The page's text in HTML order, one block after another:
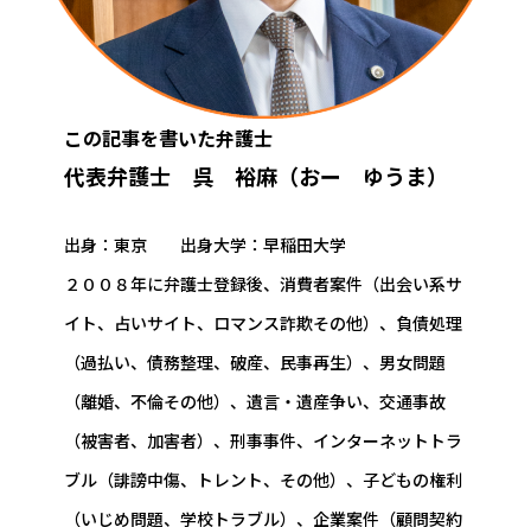
この記事を書いた弁護士
代表弁護士 呉 裕麻（おー ゆうま）
出身：東京 出身大学：早稲田大学
２００８年に弁護士登録後、消費者案件（出会い系サ
イト、占いサイト、ロマンス詐欺その他）、負債処理
（過払い、債務整理、破産、民事再生）、男女問題
（離婚、不倫その他）、遺言・遺産争い、交通事故
（被害者、加害者）、刑事事件、インターネットトラ
ブル（誹謗中傷、トレント、その他）、子どもの権利
（いじめ問題、学校トラブル）、企業案件（顧問契約